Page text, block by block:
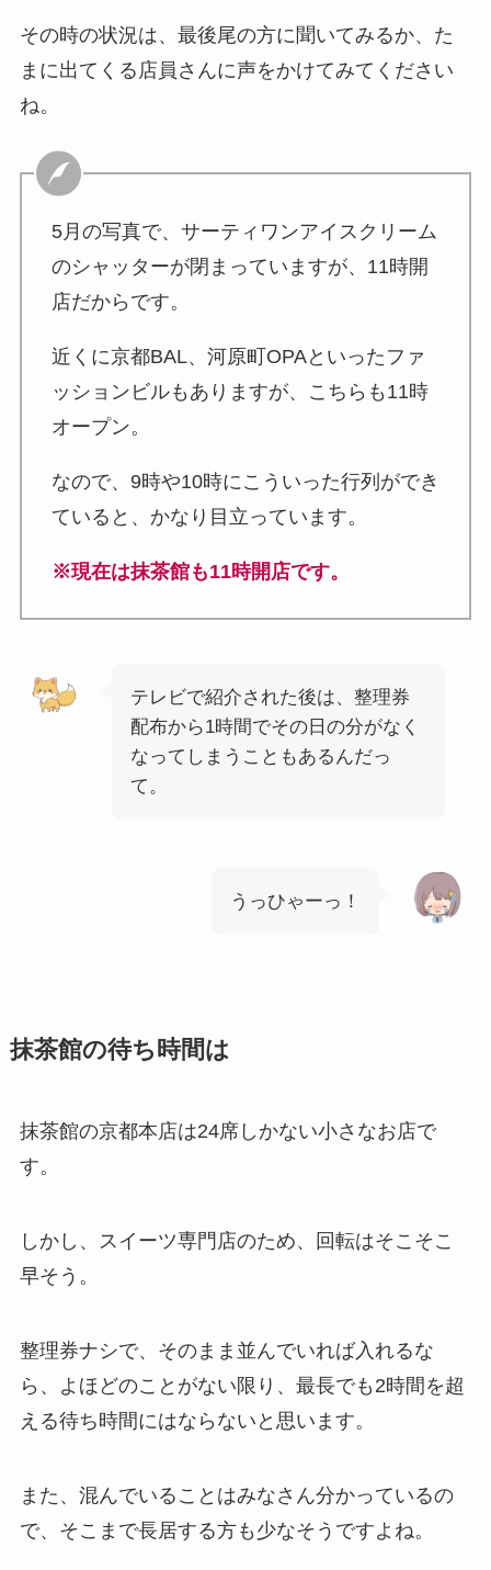
その時の状況は、最後尾の方に聞いてみるか、た
まに出てくる店員さんに声をかけてみてください
ね。
5月の写真で、サーティワンアイスクリーム
のシャッターが閉まっていますが、11時開
店だからです。
近くに京都BAL、河原町OPAといったファ
ッションビルもありますが、こちらも11時
オープン。
なので、9時や10時にこういった行列ができ
ていると、かなり目立っています。
※現在は抹茶館も11時開店です。
テレビで紹介された後は、整理券
配布から1時間でその日の分がなく
なってしまうこともあるんだっ
て。
うっひゃーっ！
抹茶館の待ち時間は
抹茶館の京都本店は24席しかない小さなお店で
す。
しかし、スイーツ専門店のため、回転はそこそこ
早そう。
整理券ナシで、そのまま並んでいれば入れるな
ら、よほどのことがない限り、最長でも2時間を超
える待ち時間にはならないと思います。
また、混んでいることはみなさん分かっているの
で、そこまで長居する方も少なそうですよね。